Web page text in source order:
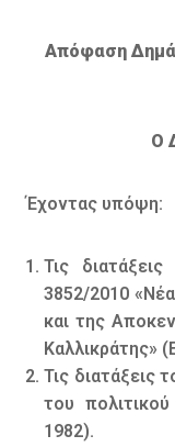
Απόφαση
Ο
Έχοντας υπόψη:
Τις
3852/2010
και της
Καλλικράτης»
Τις διατάξεις
του
1982).